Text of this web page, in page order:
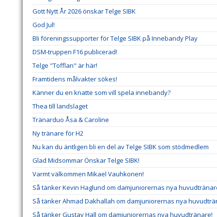
Gott Nytt År 2026 önskar Telge SIBK
God Jul!
Bli föreningssupporter för Telge SIBK på Innebandy Play
DSM-truppen F16 publicerad!
Telge "Tofflan" är här!
Framtidens målvakter sökes!
Känner du en knatte som vill spela innebandy?
Thea till landslaget
Tränarduo Åsa & Caroline
Ny tränare för H2
Nu kan du äntligen bli en del av Telge SIBK som stödmedlem
Glad Midsommar Önskar Telge SIBK!
Varmt välkommen Mikael Vauhkonen!
Så tänker Kevin Haglund om damjuniorernas nya
Så tänker Ahmad Dakhallah om damjuniorernas nya
Så tänker Gustav Hall om damjuniorernas nya huvudtränare!